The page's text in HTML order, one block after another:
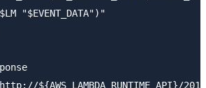
"$EVENT_DATA")"
${AWS_LAMBDA_RUNTIME_API}/